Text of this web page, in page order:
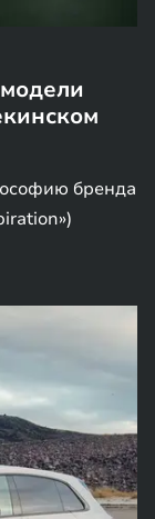
бренда